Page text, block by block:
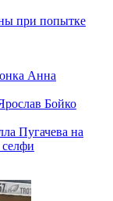
при попытке
Анна
Бойко
Пугачева на